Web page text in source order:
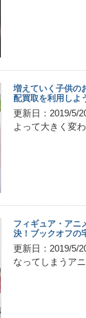
増えていく子供の
配買取を利用しよ
更新日：2019/5/
よって大きく変
フィギュア・アニ
決！ブックオフの
更新日：2019/5/
なってしまうア